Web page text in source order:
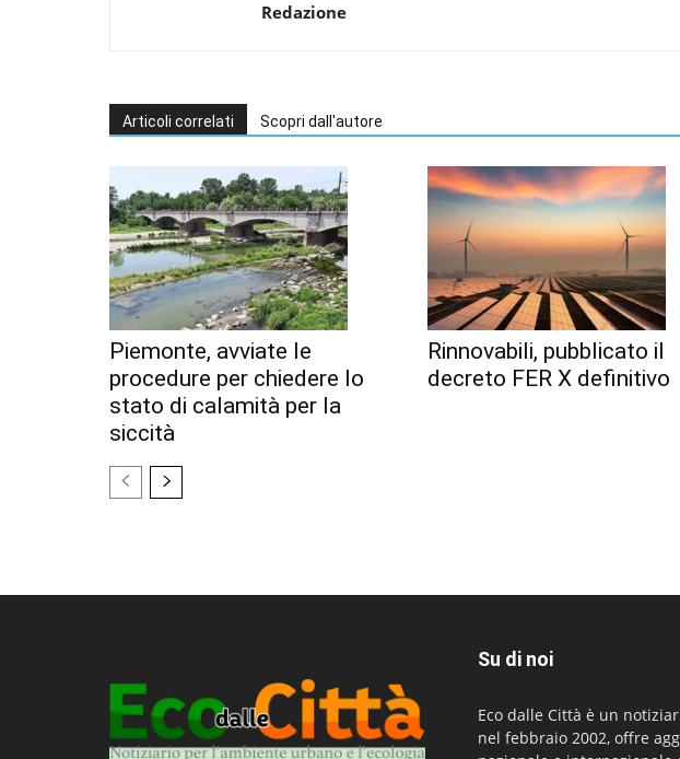
Redazione
Articoli correlati Scopri dall'autore
Piemonte, avviate le
procedure per chiedere lo
stato di calamità per la
siccità
Rinnovabili, pubblicato il
decreto FER X definitivo
Su di noi
Eco dalle Città è un
nel febbraio 2002, offre